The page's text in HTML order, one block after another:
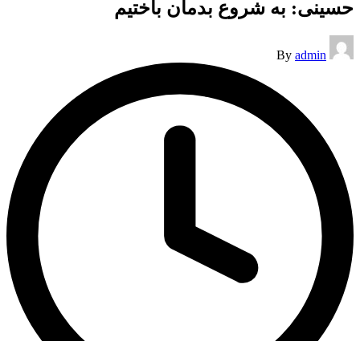
حسینی: به شروع بدمان باختیم
Posted
by
By admin